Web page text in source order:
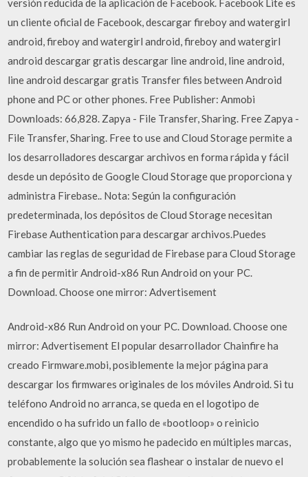
un cliente oficial de Facebook, descargar fireboy and watergirl
android, fireboy and watergirl android, fireboy and watergirl
android descargar gratis descargar line android, line android,
line android descargar gratis Transfer files between Android
phone and PC or other phones. Free Publisher: Anmobi
Downloads: 66,828. Zapya - File Transfer, Sharing. Free Zapya -
File Transfer, Sharing. Free to use and Cloud Storage permite a
los desarrolladores descargar archivos en forma rápida y fácil
desde un depósito de Google Cloud Storage que proporciona y
administra Firebase.. Nota: Según la configuración
predeterminada, los depósitos de Cloud Storage necesitan
Firebase Authentication para descargar archivos.Puedes
cambiar las reglas de seguridad de Firebase para Cloud Storage
a fin de permitir Android-x86 Run Android on your PC.
Download. Choose one mirror: Advertisement
Android-x86 Run Android on your PC. Download. Choose one
mirror: Advertisement El popular desarrollador Chainfire ha
creado Firmware.mobi, posiblemente la mejor página para
descargar los firmwares originales de los móviles Android. Si tu
teléfono Android no arranca, se queda en el logotipo de
encendido o ha sufrido un fallo de «bootloop» o reinicio
constante, algo que yo mismo he padecido en múltiples marcas,
probablemente la solución sea flashear o instalar de nuevo el